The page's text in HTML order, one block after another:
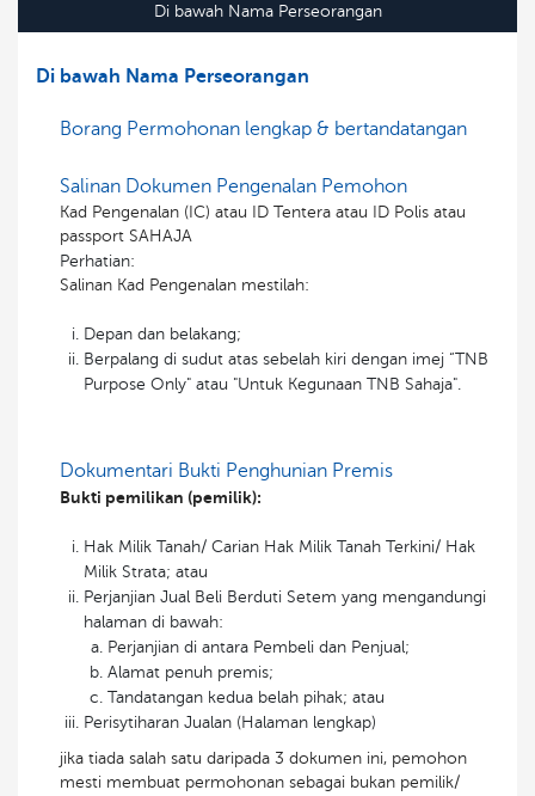
Di bawah Nama Perseorangan
Di bawah Nama Perseorangan
Borang Permohonan lengkap & bertandatangan
Salinan Dokumen Pengenalan Pemohon
Kad Pengenalan (IC) atau ID Tentera atau ID Polis atau
passport SAHAJA
Perhatian:
Salinan Kad Pengenalan mestilah:
Depan dan belakang;
Berpalang di sudut atas sebelah kiri dengan imej “TNB
Purpose Only" atau "Untuk Kegunaan TNB Sahaja".
Dokumentari Bukti Penghunian Premis
Bukti pemilikan (pemilik):
Hak Milik Tanah/ Carian Hak Milik Tanah Terkini/ Hak
Milik Strata; atau
Perjanjian Jual Beli Berduti Setem yang mengandungi
halaman di bawah:
Perjanjian di antara Pembeli dan Penjual;
Alamat penuh premis;
Tandatangan kedua belah pihak; atau
Perisytiharan Jualan (Halaman lengkap)
jika tiada salah satu daripada 3 dokumen ini, pemohon
mesti membuat permohonan sebagai bukan pemilik/